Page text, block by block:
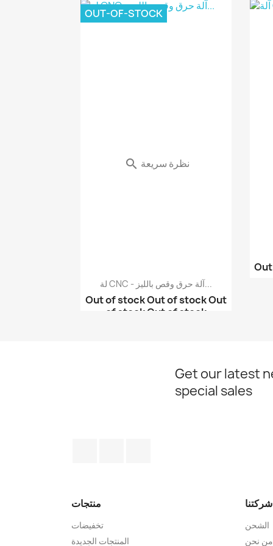
لة CNC - آلة حرق وقص بالليز...
Out of stockOut of stockOut
of stockOut of stock
OUT-OF-STOCK
 نظرة سريعة
Get our latest
special sales
منتجات
تخفيضات
المنتجات الجديدة
شركتنا
الشحن
من نحن